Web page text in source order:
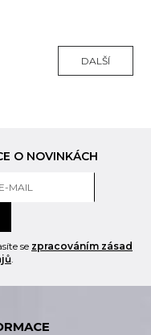
DALŠÍ
O NOVINKÁCH
se zpracováním zásad